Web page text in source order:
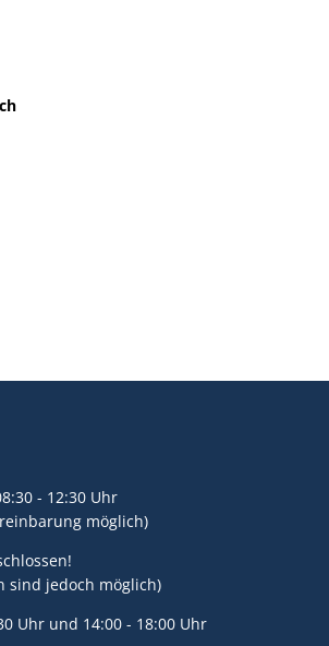
- 12:30 Uhr
möglich)
sind jedoch möglich)
Uhr und 14:00 - 18:00 Uhr